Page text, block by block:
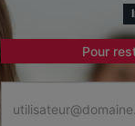
Pour